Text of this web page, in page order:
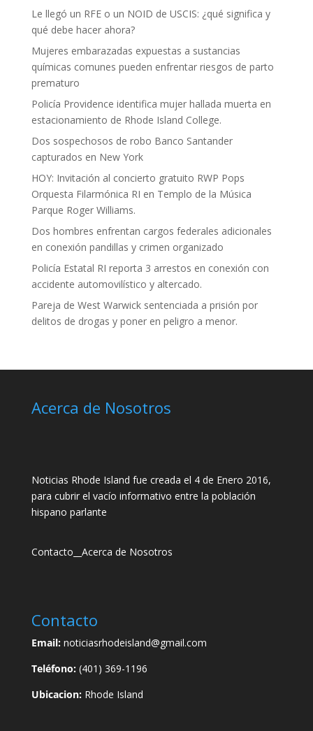
Le llegó un RFE o un NOID de USCIS: ¿qué significa y
qué debe hacer ahora?
Mujeres embarazadas expuestas a sustancias
químicas comunes pueden enfrentar riesgos de parto
prematuro
Policía Providence identifica mujer hallada muerta en
estacionamiento de Rhode Island College.
Dos sospechosos de robo Banco Santander
capturados en New York
HOY: Invitación al concierto gratuito RWP Pops
Orquesta Filarmónica RI en Templo de la Música
Parque Roger Williams.
Dos hombres enfrentan cargos federales adicionales
en conexión pandillas y crimen organizado
Policía Estatal RI reporta 3 arrestos en conexión con
accidente automovilístico y altercado.
Pareja de West Warwick sentenciada a prisión por
delitos de drogas y poner en peligro a menor.
Acerca de Nosotros
Noticias Rhode Island fue creada el 4 de Enero 2016,
para cubrir el vacío informativo entre la población
hispano parlante
Contacto Acerca de Nosotros
Contacto
Email:noticiasrhodeisland@gmail.com
Teléfono:(401) 369-1196
Ubicacion:Rhode Island